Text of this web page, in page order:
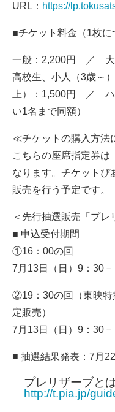
URL： https://
■チケット料金（1枚
一般：2,200円 ／ 大
高校生、小人（3歳～
上）：1,500円 ／ ハ
い1名まで同額）
≪チケットの購入方法
こちらの座席指定券は
なります。チケットぴ
販売を行う予定です。
＜先行抽選販売「プレ
■ 申込受付期間
①16：00の回
7月13日（日）9：30
②19：30の回（東映特
定販売）
7月13日（日）9：30
■ 抽選結果発表：7月
プレリザーブと
http://t.pia.jp/